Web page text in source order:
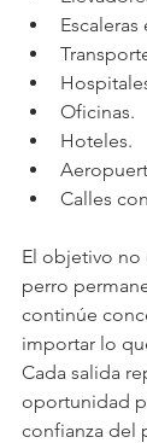
Escaleras
Oficinas.
Hoteles.
Calles
El objetivo no
perro
continúe
importar lo
Cada salida
oportunidad
confianza del